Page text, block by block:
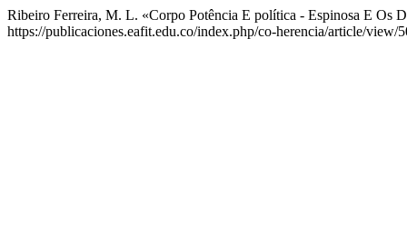
Ribeiro Ferreira, M. L. «Corpo Potência E política - Espinosa E Os
https://publicaciones.eafit.edu.co/index.php/co-herencia/article/view/